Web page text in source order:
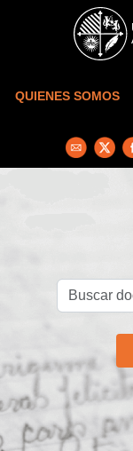
Skip to main content
QUIENES SOMOS